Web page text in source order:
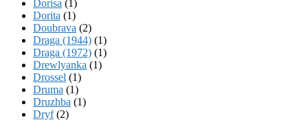
Dorisa (1)
Dorita (1)
Doubrava (2)
Draga (1944) (1)
Draga (1972) (1)
Drewlyanka (1)
Drossel (1)
Druma (1)
Druzhba (1)
Dryf(2)